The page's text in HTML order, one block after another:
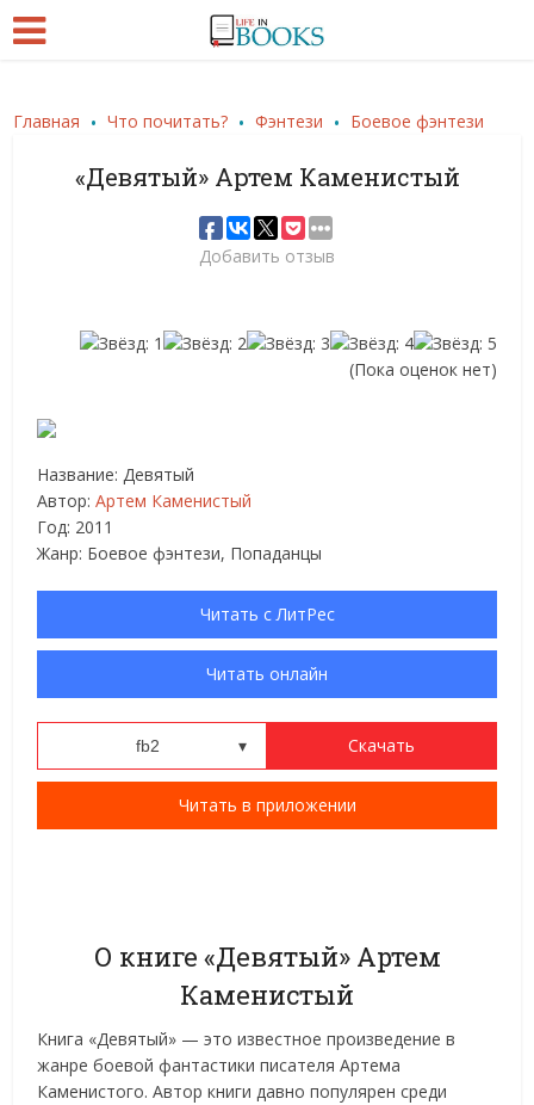
Главная .Что почитать? .Фэнтези . Боевое фэнтези
«Девятый» Артем Каменистый
Добавить отзыв
(Пока оценок нет)
Название: Девятый
Автор:Артем Каменистый
Год: 2011
Жанр: Боевое фэнтези, Попаданцы
Читать c ЛитРес
Читать онлайн
fb2 Скачать
Читать в приложении
О книге «Девятый» Артем
Каменистый
Книга «Девятый» — это известное произведение в
жанре боевой фантастики писателя Артема
Каменистого. Автор книги давно популярен среди